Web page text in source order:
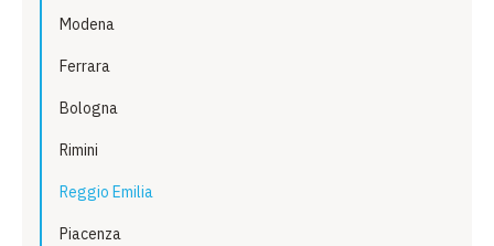
Modena
Ferrara
Bologna
Rimini
Reggio Emilia
Piacenza